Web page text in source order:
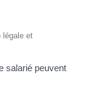
légale et
salarié peuvent